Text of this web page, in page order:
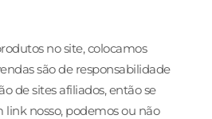
no site, colocamos
são de responsabilidade
de sites afiliados, então se
nosso, podemos ou não